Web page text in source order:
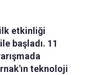
ilk etkinliği
başladı. 11
teknoloji